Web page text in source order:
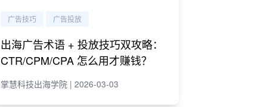
广告技巧 广告投放
出海广告术语 + 投放技巧双攻略：
CTR/CPM/CPA 怎么用才赚钱？
掌慧科技出海学院 | 2026-03-03